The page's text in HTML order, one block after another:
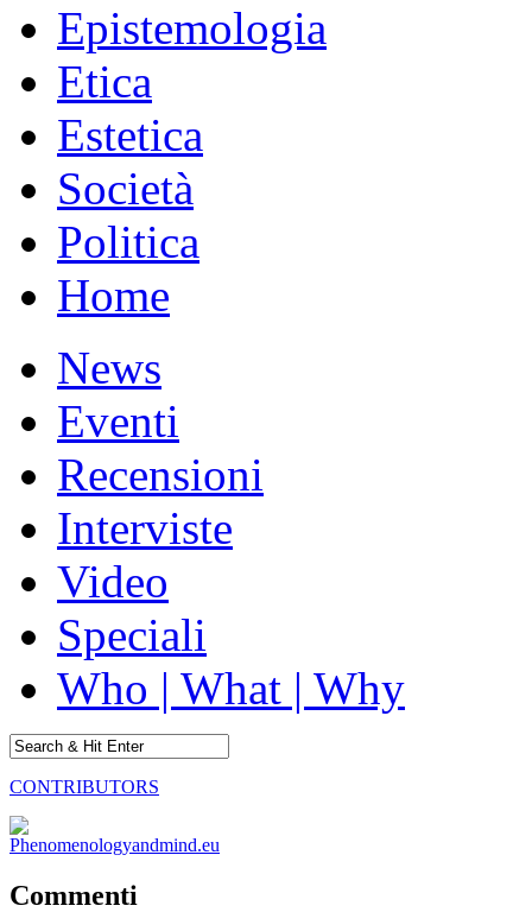
Epistemologia
Etica
Estetica
Società
Politica
Home
News
Eventi
Recensioni
Interviste
Video
Speciali
Who | What | Why
CONTRIBUTORS
Commenti